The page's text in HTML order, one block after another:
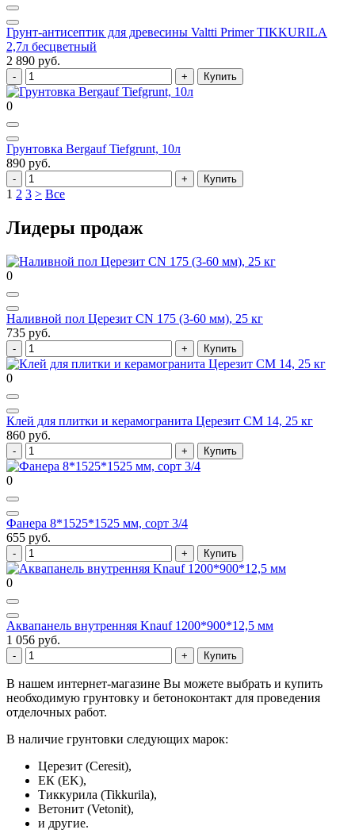
Грунт-антисептик для древесины Valtti Primer TIKKURILA
2,7л бесцветный
2 890 руб.
Купить
0
Грунтовка Bergauf Tiefgrunt, 10л
890 руб.
Купить
1 2 3 > Все
Лидеры продаж
0
Наливной пол Церезит CN 175 (3-60 мм), 25 кг
735 руб.
Купить
0
Клей для плитки и керамогранита Церезит СМ 14, 25 кг
860 руб.
Купить
0
Фанера 8*1525*1525 мм, сорт 3/4
655 руб.
Купить
0
Аквапанель внутренняя Knauf 1200*900*12,5 мм
1 056 руб.
Купить
В нашем интернет-магазине Вы можете выбрать и купить
необходимую грунтовку и бетоноконтакт для проведения
отделочных работ.
В наличие грунтовки следующих марок:
Церезит (Ceresit),
ЕК (EK),
Тиккурила (Tikkurila),
Ветонит (Vetonit),
и другие.